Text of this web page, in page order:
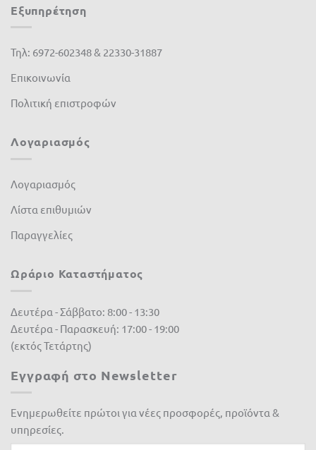
GGP(0)
Jonsered
K-Rain
Kamihaki - KMX
Kawasaki
Master
Matabi (0)
Mcc (0)
McCulloch(0)
Metal-Pi
Εξυπηρέτηση
Τηλ: 6972-602348 & 22330-31887
Επικοινωνία
Πολιτική επιστροφών
Λογαριασμός
Λογαριασμός
Λίστα επιθυμιών
Παραγγελίες
Ωράριο Καταστήματος
Δευτέρα - Σάββατο: 8:00 - 13:30
Δευτέρα - Παρασκευή: 17:00 - 19:00
(εκτός Τετάρτης)
Εγγραφή στο Newsletter
Ενημερωθείτε πρώτοι για νέες προσφορές, προϊόντα &
υπηρεσίες.